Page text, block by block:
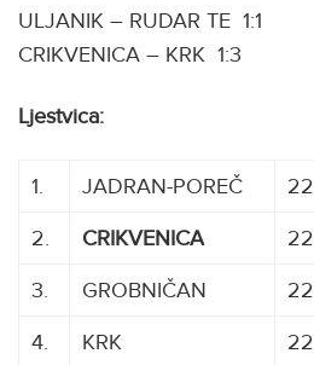
ULJANIK – RUDAR TE 1:1
CRIKVENICA – KRK 1:3
Ljestvica:
1. JADRAN-POREČ 22
2.
CRIKVENICAAAAA 22
3.
GROBNIČAN 22
4.
KRK 22